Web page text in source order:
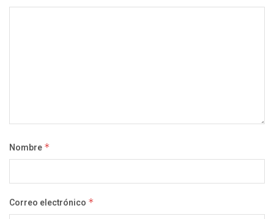
Nombre *
Correo electrónico *